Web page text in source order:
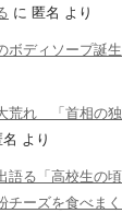
に 匿名 より
ボディソープ誕生
荒れ 「首相の独
名 より
る「高校生の
チーズを食べま